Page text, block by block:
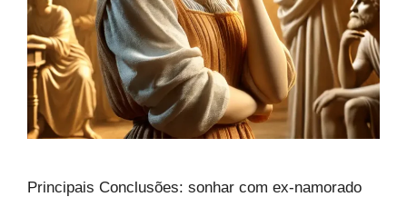
Principais Conclusões: sonhar com ex-namorado